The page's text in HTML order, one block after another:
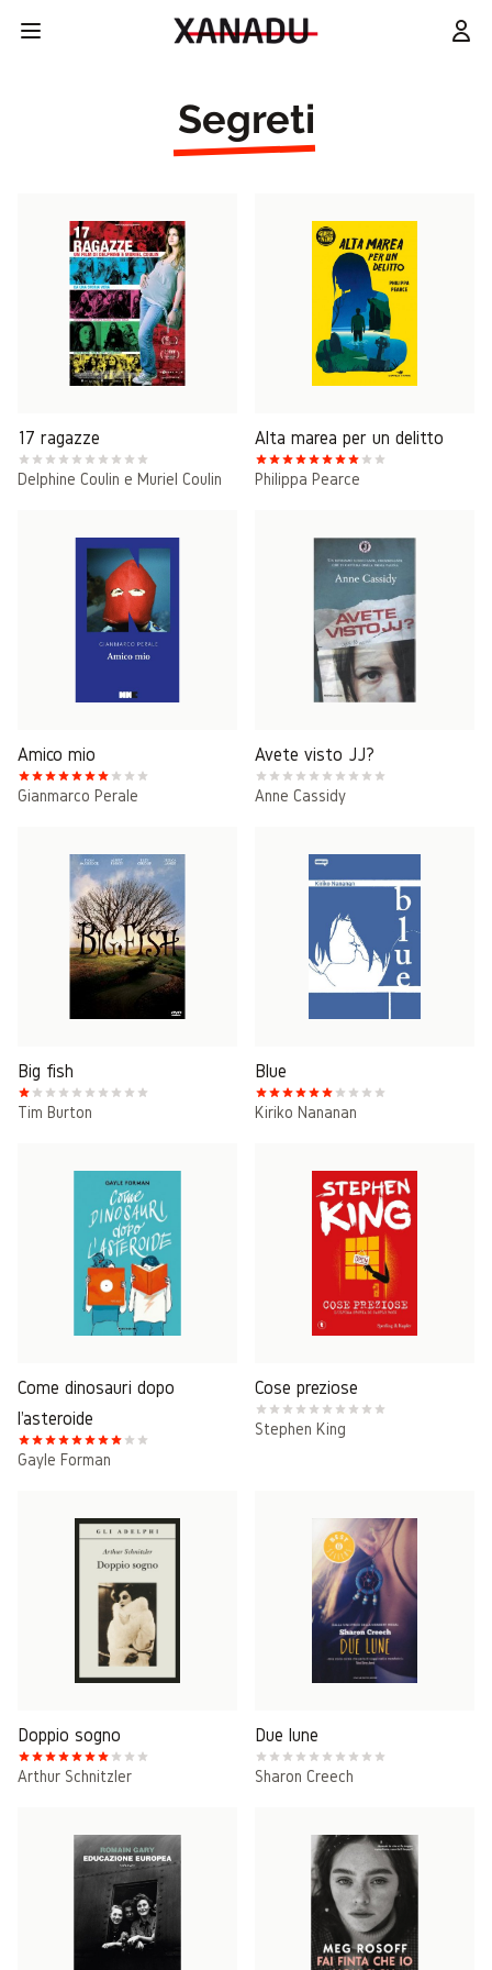
Segreti
17 ragazze
Delphine Coulin e Muriel Coulin
Alta marea per un delitto
Philippa Pearce
Amico mio
Gianmarco Perale
Avete visto JJ?
Anne Cassidy
Big fish
Tim Burton
Blue
Kiriko Nananan
Come dinosauri dopo
l'asteroide
Gayle Forman
Cose preziose
Stephen King
Doppio sogno
Arthur Schnitzler
Due lune
Sharon Creech